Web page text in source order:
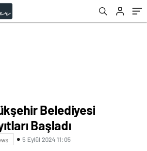
Belediyesi
Başladı
5 Eylül 2024 11:05